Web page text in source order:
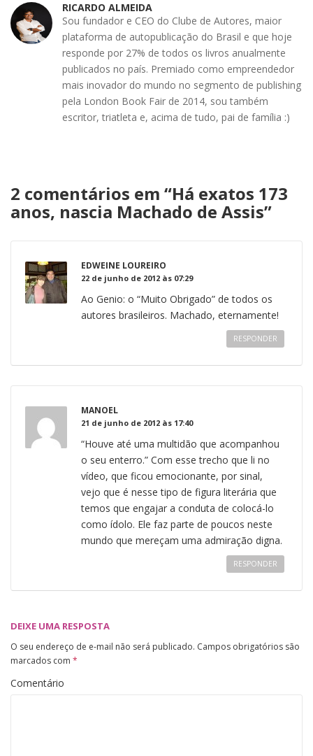
RICARDO ALMEIDA
Sou fundador e CEO do Clube de Autores, maior
plataforma de autopublicação do Brasil e que hoje
responde por 27% de todos os livros anualmente
publicados no país. Premiado como empreendedor
mais inovador do mundo no segmento de publishing
pela London Book Fair de 2014, sou também
escritor, triatleta e, acima de tudo, pai de família :)
2 comentários em “Há exatos 173
anos, nascia Machado de Assis”
EDWEINE LOUREIRO
22 de junho de 2012 às 07:29
Ao Genio: o “Muito Obrigado” de todos os
autores brasileiros. Machado, eternamente!
RESPONDER
MANOEL
21 de junho de 2012 às 17:40
“Houve até uma multidão que acompanhou
o seu enterro.” Com esse trecho que li no
vídeo, que ficou emocionante, por sinal,
vejo que é nesse tipo de figura literária que
temos que engajar a conduta de colocá-lo
como ídolo. Ele faz parte de poucos neste
mundo que mereçam uma admiração digna.
RESPONDER
DEIXE UMA RESPOSTA
O seu endereço de e-mail não será publicado. Campos obrigatórios são
marcados com *
Comentário